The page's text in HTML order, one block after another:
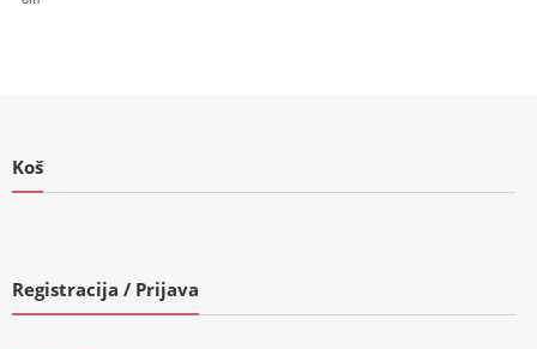
Koš
Registracija / Prijava